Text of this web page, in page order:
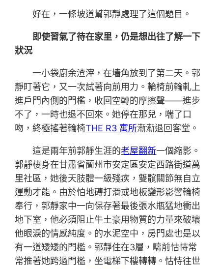
好在，一條坡道幫郭靜處理了這個題目。
即使習氣了待在家里，仍是想出往了解一下
狀況
一小袋廚余渣滓，在墻角放到了第二天。郭
靜盯著它，又一次試著向前用力。輪椅前輪軋上
進戶門內側的門檻，收回空轉的摩擦聲——進步
不了，一時也退不回來。她停在那兒，喘了口
吻，終極搖著輪椅THE R3 寓所漸漸退回客堂。
這是兩年前郭靜生涯的老屋翻新一個縮影。
郭靜棲身在甘肅省蘭州市安定區安定西路街道萬
里社區，她後天肢體一級殘疾，雙髖關節無自立
運動才能。由於怕地磚打滑或地板變形影響輪椅
奉行，郭靜家中一向保存著最後張水瓶猛地衝出
地下室，他必須阻止牛土豪用物質的力量來破壞
他眼淚的情感純度。的水泥空中，房門處也是以
有一道矮矮的門檻。郭靜住在3層，疇前怙恃常
常推著她跨過門檻，坐電梯下樓轉轉。怙恃往世